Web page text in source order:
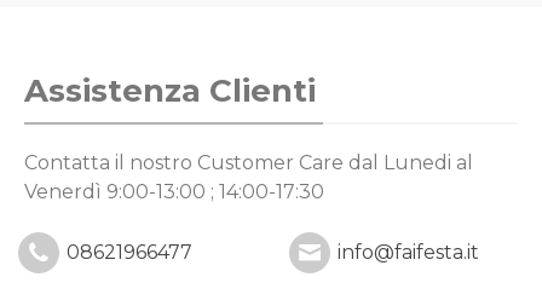
Assistenza Clienti
Contatta il nostro Customer Care dal Lunedi al
Venerdì 9:00-13:00 ; 14:00-17:30
08621966477 info@faifesta.it